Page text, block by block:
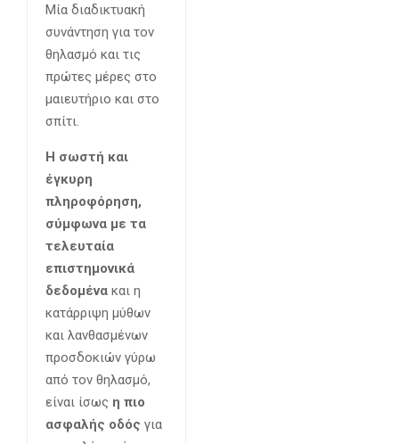
Μία διαδικτυακή
συνάντηση για τον
θηλασμό και τις
πρώτες μέρες στο
μαιευτήριο και στο
σπίτι.
Η σωστή και
έγκυρη
πληροφόρηση,
σύμφωνα με τα
τελευταία
επιστημονικά
δεδομένα και η
κατάρριψη μύθων
και λανθασμένων
προσδοκιών γύρω
από τον θηλασμό,
είναι ίσως η πιο
ασφαλής οδός για